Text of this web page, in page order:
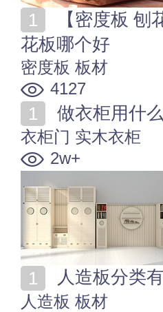
花板哪个好
密度板 板材
4127
做衣柜用什
衣柜门 实木衣柜
2w+
人造板分类
人造板 板材